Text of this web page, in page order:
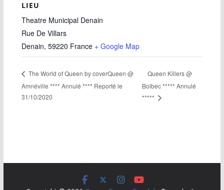
LIEU
Theatre Municipal Denain
Rue De Villars
Denain, 59220 France + Google Map
The World of Queen by coverQueen @
Amnéville **** Annulé **** Reporté le
31/10/2020
Queen Killers @
Bolbec ***** Annulé
*****